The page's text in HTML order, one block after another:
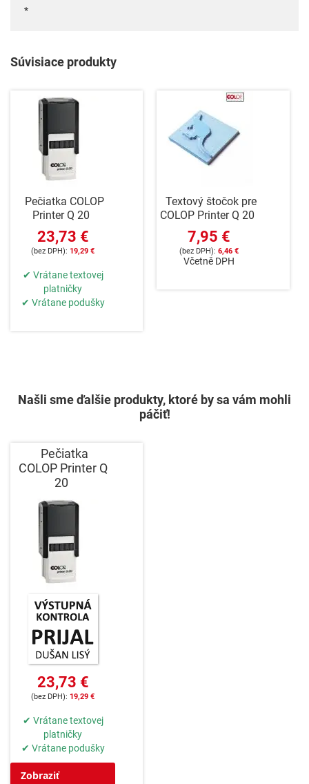
*
Súvisiace produkty
Pečiatka COLOP
Printer Q 20
23,73 €
19,29 €
✔ Vrátane textovej
platničky
✔ Vrátane podušky
Textový štočok pre
COLOP Printer Q 20
7,95 €
6,46 €
Včetně DPH
Našli sme ďalšie produkty, ktoré by sa vám mohli
páčiť!
Pečiatka
COLOP Printer Q
20
23,73 €
19,29 €
✔ Vrátane textovej
platničky
✔ Vrátane podušky
Zobraziť